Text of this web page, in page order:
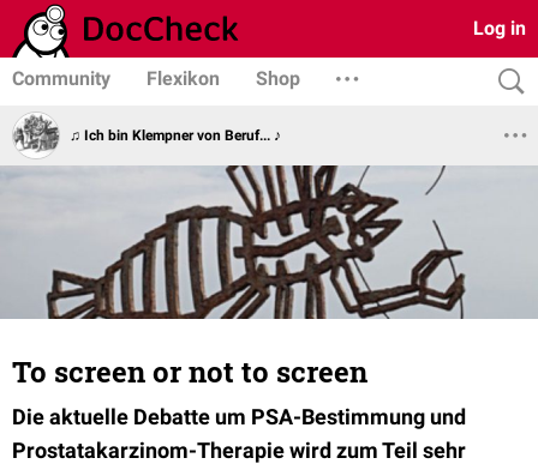
Log in
Community Flexikon Shop
♫ Ich bin Klempner von Beruf... ♪
To screen or not to screen
Die aktuelle Debatte um PSA-Bestimmung und
Prostatakarzinom-Therapie wird zum Teil sehr